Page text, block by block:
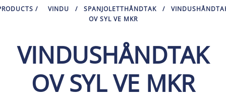
PRODUKTER
KONTAKT
/ VINDU / SPANJOLETTHÅNDTAK /
OV SYL VE MKR
VINDUSHÅNDTAK
OV SYL VE MKR